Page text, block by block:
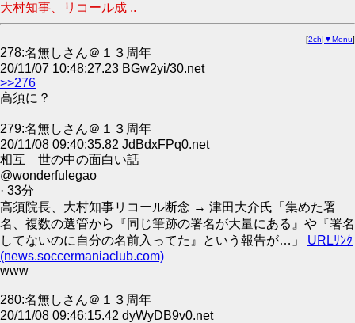
大村知事、リコール成 ..
[2ch| ▼Menu]
278:名無しさん＠１３周年
20/11/07 10:48:27.23 BGw2yi/30.net
>>276
高須に？
279:名無しさん＠１３周年
20/11/08 09:40:35.82 JdBdxFPq0.net
相互 世の中の面白い話
@wonderfulegao
· 33分
高須院長、大村知事リコール断念 → 津田大介氏「集めた署
名、複数の選管から『同じ筆跡の署名が大量にある』や『署名
してないのに自分の名前入ってた』という報告が…」 URLﾘﾝｸ
(news.soccermaniaclub.com)
www
280:名無しさん＠１３周年
20/11/08 09:46:15.42 dyWyDB9v0.net